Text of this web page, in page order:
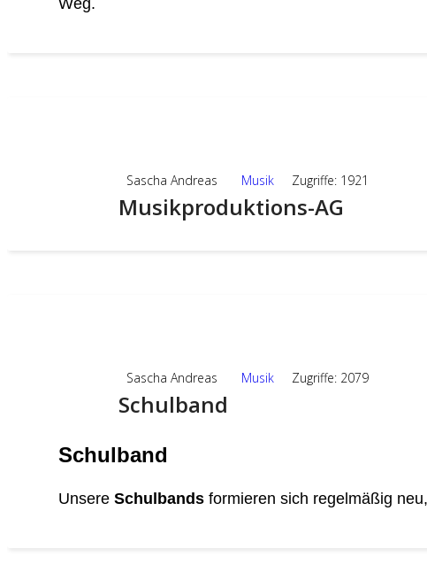
Weg.
Sascha Andreas Musik Zugriffe: 1921
Musikproduktions-AG
Sascha Andreas Musik Zugriffe: 2079
Schulband
Schulband
Unsere Schulbands formieren sich regelmäßig